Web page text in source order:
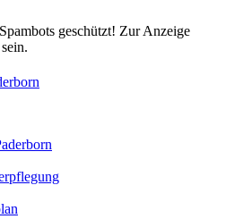
geschützt! Zur Anzeige